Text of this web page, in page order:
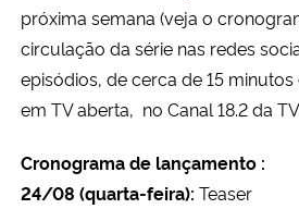
próxima semana (veja o
circulação da série nas redes
episódios, de cerca de 15
em TV aberta, no Canal 18.2 da
Cronograma de lançamento :
24/08 (quarta-feira): Teaser